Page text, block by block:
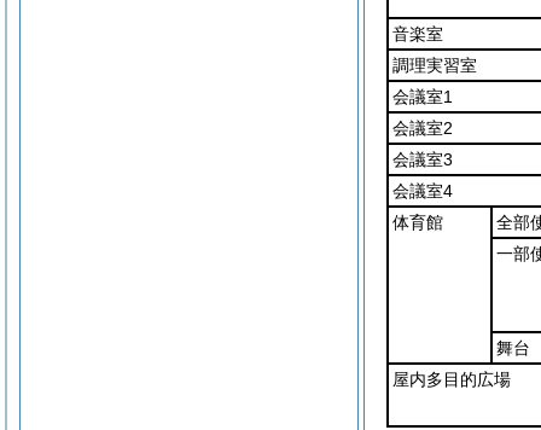
音楽室
調理実習室
会議室1
会議室2
会議室3
会議室4
体育館
全部
一部
舞台
屋内多目的広場